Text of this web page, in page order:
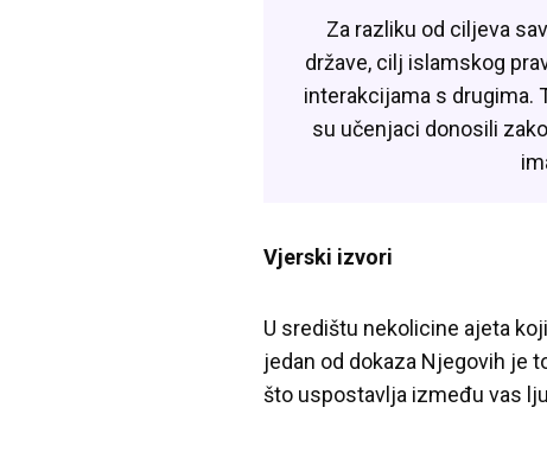
Za razliku od ciljeva
države, cilj islamskog
interakcijama s drugima.
su učenjaci donosili
Vjerski izvori
U središtu nekolicine ajeta
jedan od dokaza Njegovih je
što uspostavlja između vas